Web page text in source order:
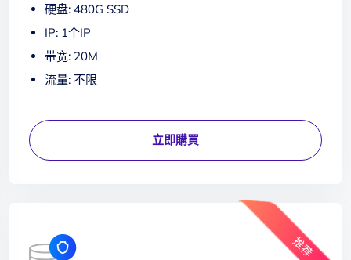
硬盘: 480G SSD
IP: 1个IP
带宽: 20M
流量: 不限
立即購買
推荐